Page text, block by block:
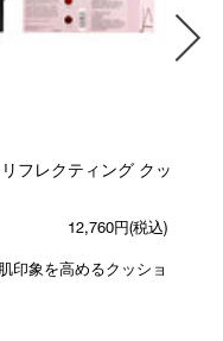
フレクティング クッ
12,760円(税込)
印象を高めるクッショ